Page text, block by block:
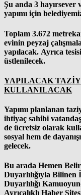
Şu anda 3 hayırsever
yapımı için
Toplam 3.672
evinin peyzaj
yapılacak. Ayrıca
üstlenilecek.
YAPILACAK
KULLANILACAK
Yapımı planlanan
ihtiyaç sahibi
de ücretsiz olarak
sosyal hem de
gelecek.
Bu arada Hemen
Duyarlılığıyla
Duyarlılığı
Ayrıcalıklı Haber